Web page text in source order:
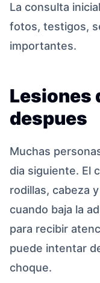
La consulta
fotos, testigos,
importantes.
Lesiones
despues
Muchas
dia siguiente. El
rodillas, cabeza
cuando baja la
para recibir
puede intentar
choque.